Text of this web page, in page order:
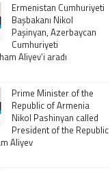
Ermenistan Cumhuriyeti
Başbakanı Nikol
Paşinyan, Azerbaycan
Cumhuriyeti
Aliyev’i aradı
Prime Minister of the
Republic of Armenia
Nikol Pashinyan called
President of the Republic
Aliyev